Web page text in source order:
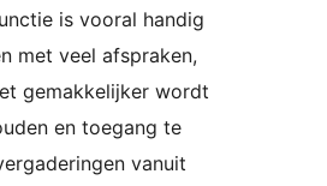
is vooral handig
met veel afspraken,
gemakkelijker wordt
en toegang te
vanuit